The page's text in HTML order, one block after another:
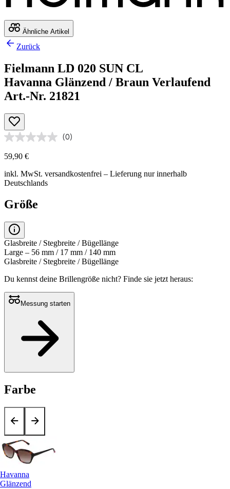
Ähnliche Artikel
Zurück
Fielmann LD 020 SUN CL
Havanna Glänzend / Braun Verlaufend
Art.-Nr. 21821
(0)
59,90 €
inkl. MwSt. versandkostenfrei – Lieferung nur innerhalb
Deutschlands
Größe
Glasbreite / Stegbreite / Bügellänge
Large – 56 mm / 17 mm / 140 mm
Glasbreite / Stegbreite / Bügellänge
Du kennst deine Brillengröße nicht? Finde sie jetzt heraus:
Messung starten
Farbe
Havanna
Glänzend